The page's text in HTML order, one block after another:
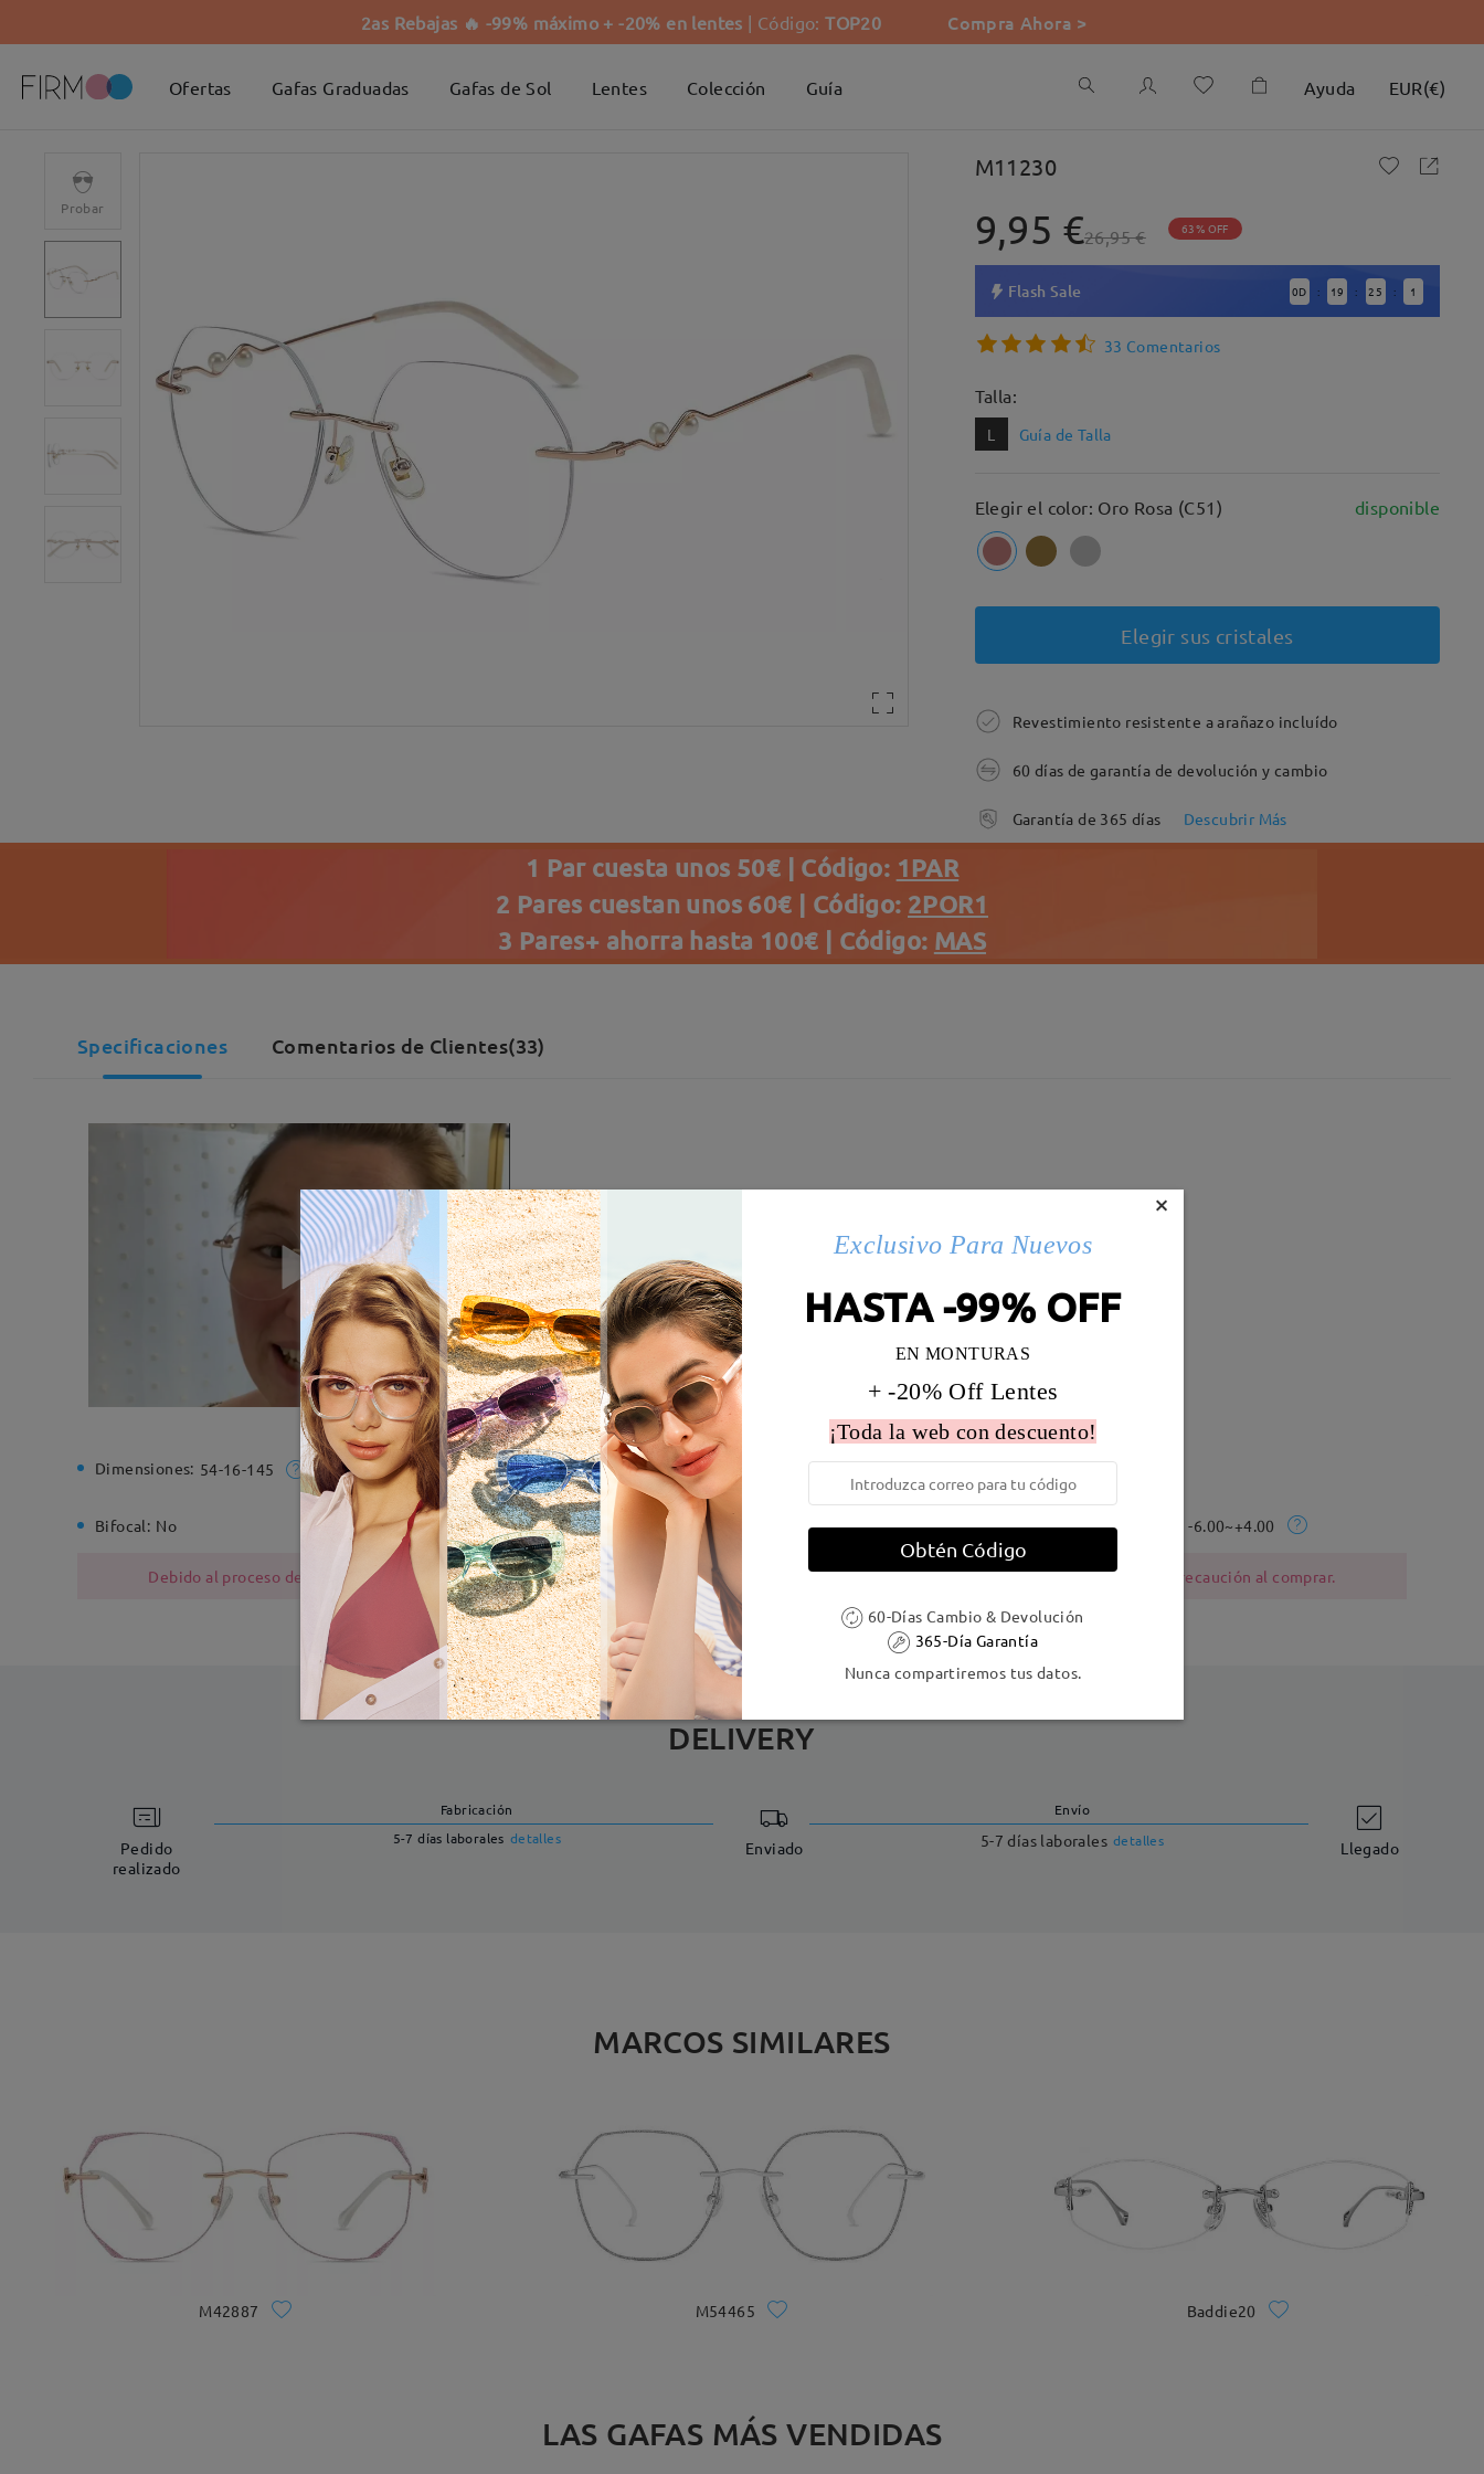
2as Rebajas 🔥 -99% máximo + -20% en lentes | Código:TOP20 Compra Ahora >
Ofertas Gafas Graduadas Gafas de Sol Lentes Colección Guía Ayuda EUR(€)
Probar
M11230
9,95 €26,95 € 63% OFF
Flash Sale 0D : 19 : 25 : 0
33 Comentarios
Talla:
L Guía de Talla
Elegir el color: Oro Rosa (C51) disponible
Elegir sus cristales
Revestimiento resistente a arañazo incluído
60 días de garantía de devolución y cambio
Garantía de 365 días Descubrir Más
1 Par cuesta unos 50€ | Código: 1PAR
2 Pares cuestan unos 60€ | Código: 2POR1
3 Pares+ ahorra hasta 100€ | Código: MAS
Specificaciones Comentarios de Clientes(33)
Dimensiones: 54-16-145 Ancho de la montura: 136 mm ( Largo) Diametro de lentes: 54 mm Peso:
Bifocal: No Bisagra de resorte: No Material de la montura: Metal La gama Rx: -6.00~+4.00
Debido al proceso de fabricación, las monturas metálicas contienen níquel. Los clientes con antecedentes de alergia al níquel deben tener precaución al comprar.
DELIVERY
Pedido
realizado
Fabricación
5-7 días laborales detalles Enviado
Envío
5-7 días laborales detalles Llegado
MARCOS SIMILARES
M42887 M54465 Baddie20
LAS GAFAS MÁS VENDIDAS
×
Exclusivo Para Nuevos
HASTA -99% OFF
EN MONTURAS
+ -20% Off Lentes
¡Toda la web con descuento!
Obtén Código
60-Días Cambio & Devolución
365-Día Garantía
Nunca compartiremos tus datos.